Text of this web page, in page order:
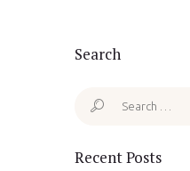
Search
Search
Recent Posts